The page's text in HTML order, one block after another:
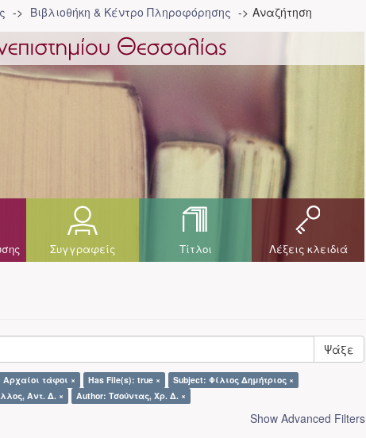
Βιβλιοθήκη & Κέντρο Πληροφόρησης Αναζήτηση
Συγγραφείς Τίτλοι Λέξεις κλειδιά
Ψάξε
Αρχαίοι τάφοι × Has File(s): true ×
Subject: Φίλιος Δημήτριος ×
Αντ. Δ. × Author: Τσούντας, Χρ. Δ. ×
Show Advanced Filters